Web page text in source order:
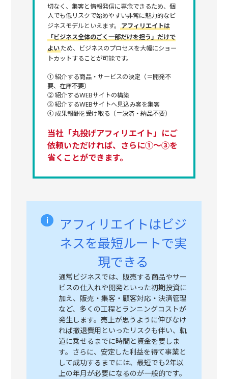
切なく、集客と情報発信に専念できるため、個
人でも低リスクで始めやすい非常に魅力的なビ
ジネスモデルといえます。 アフィリエイトは
「ビジネス全体のごく一部だけを担う」だけで
よいため、ビジネスのプロセスを大幅にショー
トカットすることが可能です。
① 紹介する商品・サービスの決定（＝開発不
要、在庫不要）
② 紹介するWEBサイトの構築
③ 紹介するWEBサイトへ見込み客を集客
④ 成果報酬を受け取る（＝決済・納品不要）
当社「丸投げアフィリエイト」にご
依頼いただければ、さらに①～③を
省くことができます。
アフィリエイトはビジ
ネスを最短ルートで実
現できる
通常ビジネスでは、販売する商品やサー
ビスの仕入れや開発といった初期投資に
加え、販売・集客・顧客対応・決済管理
など、多くの工程とランニングコストが
発生します。売上が思うように伸びなけ
れば撤退費用といったリスクも伴い、軌
道に乗せるまでに時間と資金を要しま
す。さらに、安定した利益を得て事業と
して成功するまでには、最短でも2年以
上の年月が必要になるのが一般的です。